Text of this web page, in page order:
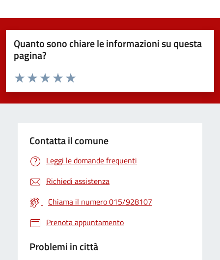
Quanto sono chiare le informazioni su questa
pagina?
Valuta da 1 a 5 stelle la pagina
Valuta 5 stelle su 5
Valuta 4 stelle su 5
Valuta 3 stelle su 5
Valuta 2 stelle su 5
Valuta 1 stelle su 5
Contatta il comune
Leggi le domande frequenti
Richiedi assistenza
Chiama il numero 015/928107
Prenota appuntamento
Problemi in città